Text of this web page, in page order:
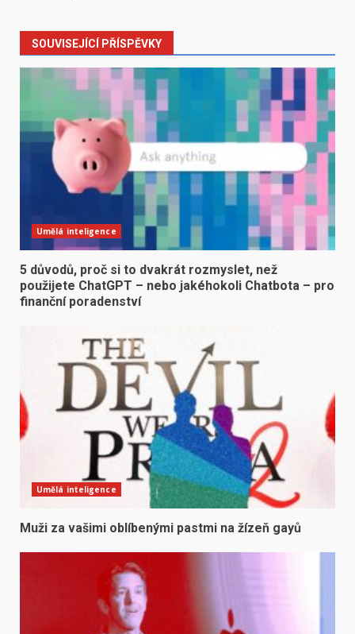
SOUVISEJÍCÍ PŘÍSPĚVKY
Umělá inteligence
5 důvodů, proč si to dvakrát rozmyslet, než
použijete ChatGPT – nebo jakéhokoli Chatbota – pro
finanční poradenství
Umělá inteligence
Muži za vašimi oblíbenými pastmi na žízeň gayů